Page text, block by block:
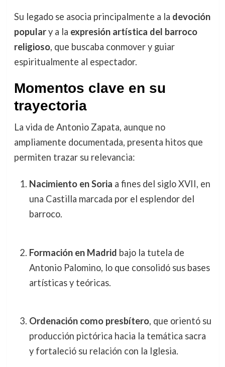
Su legado se asocia principalmente a la devoción
populary a la expresión artística del barroco
religioso, que buscaba conmover y guiar
espiritualmente al espectador.
Momentos clave en su
trayectoria
La vida de Antonio Zapata, aunque no
ampliamente documentada, presenta hitos que
permiten trazar su relevancia:
Nacimiento en Soria a fines del siglo XVII, en
una Castilla marcada por el esplendor del
barroco.
Formación en Madrid bajo la tutela de
Antonio Palomino, lo que consolidó sus bases
artísticas y teóricas.
Ordenación como presbítero, que orientó su
producción pictórica hacia la temática sacra
y fortaleció su relación con la Iglesia.